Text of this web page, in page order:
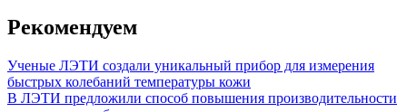
Рекомендуем
Ученые ЛЭТИ создали уникальный прибор для измерения
быстрых колебаний температуры кожи
В ЛЭТИ предложили способ повышения производительности